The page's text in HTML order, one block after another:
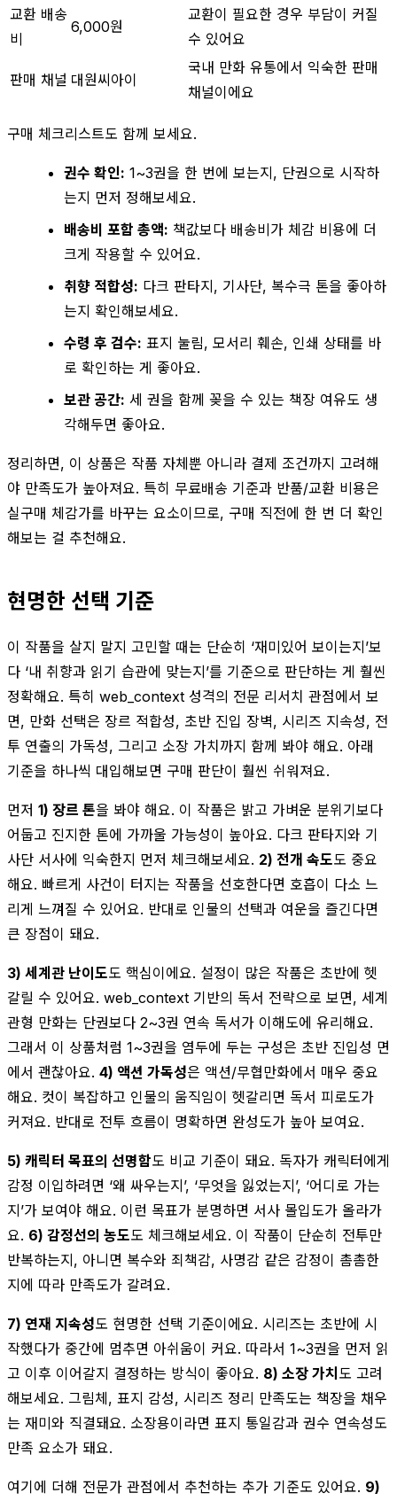
교환 배송
비
6,000원
교환이 필요한 경우 부담이 커질
수 있어요
판매 채널 대원씨아이
국내 만화 유통에서 익숙한 판매
채널이에요
구매 체크리스트도 함께 보세요.
권수 확인: 1~3권을 한 번에 보는지, 단권으로 시작하
는지 먼저 정해보세요.
배송비 포함 총액: 책값보다 배송비가 체감 비용에 더
크게 작용할 수 있어요.
취향 적합성: 다크 판타지, 기사단, 복수극 톤을 좋아하
는지 확인해보세요.
수령 후 검수: 표지 눌림, 모서리 훼손, 인쇄 상태를 바
로 확인하는 게 좋아요.
보관 공간: 세 권을 함께 꽂을 수 있는 책장 여유도 생
각해두면 좋아요.
정리하면, 이 상품은 작품 자체뿐 아니라 결제 조건까지 고려해
야 만족도가 높아져요. 특히 무료배송 기준과 반품/교환 비용은
실구매 체감가를 바꾸는 요소이므로, 구매 직전에 한 번 더 확인
해보는 걸 추천해요.
현명한 선택 기준
이 작품을 살지 말지 고민할 때는 단순히 ‘재미있어 보이는지’보
다 ‘내 취향과 읽기 습관에 맞는지’를 기준으로 판단하는 게 훨씬
정확해요. 특히 web_context 성격의 전문 리서치 관점에서 보
면, 만화 선택은 장르 적합성, 초반 진입 장벽, 시리즈 지속성, 전
투 연출의 가독성, 그리고 소장 가치까지 함께 봐야 해요. 아래
기준을 하나씩 대입해보면 구매 판단이 훨씬 쉬워져요.
먼저 1) 장르 톤을 봐야 해요. 이 작품은 밝고 가벼운 분위기보다
어둡고 진지한 톤에 가까울 가능성이 높아요. 다크 판타지와 기
사단 서사에 익숙한지 먼저 체크해보세요. 2) 전개 속도도 중요
해요. 빠르게 사건이 터지는 작품을 선호한다면 호흡이 다소 느
리게 느껴질 수 있어요. 반대로 인물의 선택과 여운을 즐긴다면
큰 장점이 돼요.
3) 세계관 난이도도 핵심이에요. 설정이 많은 작품은 초반에 헷
갈릴 수 있어요. web_context 기반의 독서 전략으로 보면, 세계
관형 만화는 단권보다 2~3권 연속 독서가 이해도에 유리해요.
그래서 이 상품처럼 1~3권을 염두에 두는 구성은 초반 진입성 면
에서 괜찮아요. 4) 액션 가독성은 액션/무협만화에서 매우 중요
해요. 컷이 복잡하고 인물의 움직임이 헷갈리면 독서 피로도가
커져요. 반대로 전투 흐름이 명확하면 완성도가 높아 보여요.
5) 캐릭터 목표의 선명함도 비교 기준이 돼요. 독자가 캐릭터에게
감정 이입하려면 ‘왜 싸우는지’, ‘무엇을 잃었는지’, ‘어디로 가는
지’가 보여야 해요. 이런 목표가 분명하면 서사 몰입도가 올라가
요. 6) 감정선의 농도도 체크해보세요. 이 작품이 단순히 전투만
반복하는지, 아니면 복수와 죄책감, 사명감 같은 감정이 촘촘한
지에 따라 만족도가 갈려요.
7) 연재 지속성도 현명한 선택 기준이에요. 시리즈는 초반에 시
작했다가 중간에 멈추면 아쉬움이 커요. 따라서 1~3권을 먼저 읽
고 이후 이어갈지 결정하는 방식이 좋아요. 8) 소장 가치도 고려
해보세요. 그림체, 표지 감성, 시리즈 정리 만족도는 책장을 채우
는 재미와 직결돼요. 소장용이라면 표지 통일감과 권수 연속성도
만족 요소가 돼요.
여기에 더해 전문가 관점에서 추천하는 추가 기준도 있어요. 9)